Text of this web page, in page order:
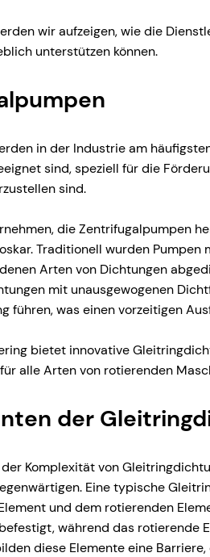
wir aufzeigen, wie die
unterstützen können.
in der Industrie am
sind, speziell für die
sind.
die Zentrifugalpumpen
Traditionell wurden
Arten von Dichtungen
mit unausgewogenen
führen, was einen vorzeitigen
bietet innovative
alle Arten von rotierenden
der
Komplexität von
Eine typische
und dem rotierenden
während das rotierende
diese Elemente eine